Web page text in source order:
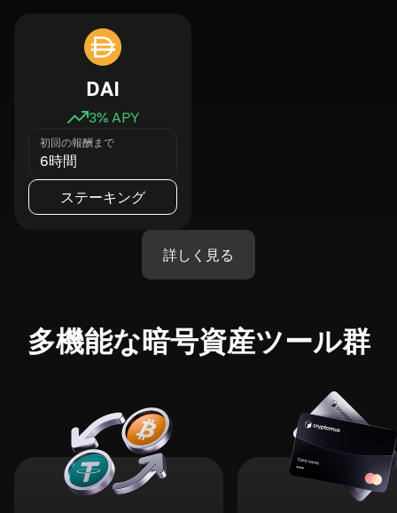
DAI
3% APY
初回の報酬まで
6時間
ステーキング
詳しく見る
多機能な暗号資産ツール群